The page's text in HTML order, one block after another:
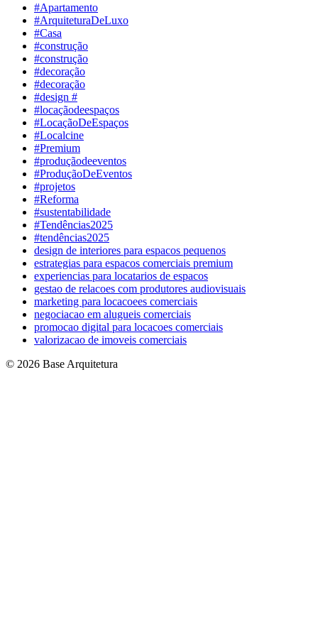
#Apartamento
#ArquiteturaDeLuxo
#Casa
#construção
#construção
#decoração
#decoração
#design #
#locaçãodeespaços
#LocaçãoDeEspaços
#Localcine
#Premium
#produçãodeeventos
#ProduçãoDeEventos
#projetos
#Reforma
#sustentabilidade
#Tendências2025
#tendências2025
design de interiores para espacos pequenos
estrategias para espacos comerciais premium
experiencias para locatarios de espacos
gestao de relacoes com produtores audiovisuais
marketing para locacoees comerciais
negociacao em alugueis comerciais
promocao digital para locacoes comerciais
valorizacao de imoveis comerciais
© 2026 Base Arquitetura